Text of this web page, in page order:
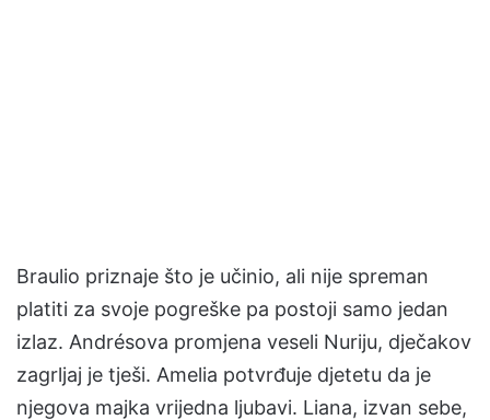
Braulio priznaje što je učinio, ali nije spreman
platiti za svoje pogreške pa postoji samo jedan
izlaz. Andrésova promjena veseli Nuriju, dječakov
zagrljaj je tješi. Amelia potvrđuje djetetu da je
njegova majka vrijedna ljubavi. Liana, izvan sebe,